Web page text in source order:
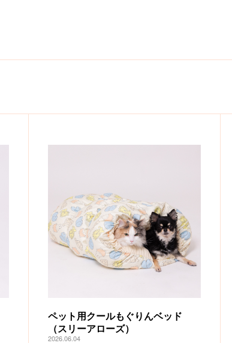
ペット用クールもぐりんベッド
（スリーアローズ）
2026.06.04